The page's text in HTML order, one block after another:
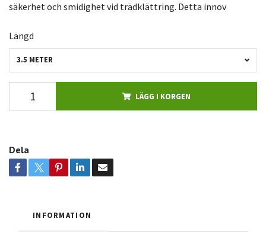
säkerhet och smidighet vid trädklättring. Detta innov
Längd
3.5 METER
LÄGG I KORGEN
Dela
INFORMATION